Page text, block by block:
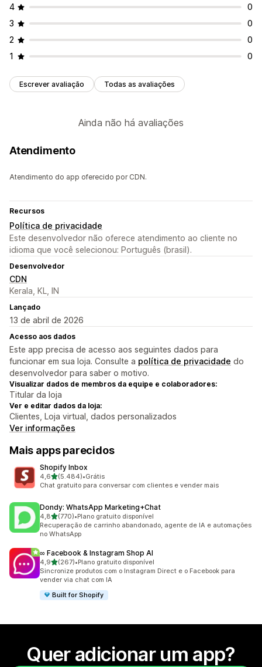
4
0
3
0
2
0
1
0
Escrever avaliação Todas as avaliações
Ainda não há avaliações
Atendimento
Atendimento do app oferecido por CDN.
Recursos
Política de privacidade
Este desenvolvedor não oferece atendimento ao cliente no
idioma que você selecionou: Português (brasil).
Desenvolvedor
CDN
Kerala, KL, IN
Lançado
13 de abril de 2026
Acesso aos dados
Este app precisa de acesso aos seguintes dados para
funcionar em sua loja. Consulte a política de privacidade do
desenvolvedor para saber o motivo.
Visualizar dados de membros da equipe e colaboradores:
Titular da loja
Ver e editar dados da loja:
Clientes, Loja virtual, dados personalizados
Ver informações
Mais apps parecidos
Shopify Inbox
4,6de 5 estrelas
(5.484)
5484 avaliações ao todo
•Grátis
Chat gratuito para conversar com clientes e vender mais
Dondy: WhatsApp Marketing+Chat
4,8de 5 estrelas
(770)
770 avaliações ao todo
•Plano gratuito disponível
Recuperação de carrinho abandonado, agente de IA e automações
no WhatsApp
∞ Facebook & Instagram Shop AI
4,9de 5 estrelas
(267)
267 avaliações ao todo
•Plano gratuito disponível
Sincronize produtos com o Instagram Direct e o Facebook para
vender via chat com IA
Built for Shopify
Quer adicionar um app?